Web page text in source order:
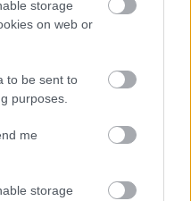
storage
on web or
to be sent to
purposes.
me
storage
zajlik a teljesen új
építése
és jelzőlámpás
Angyalföldön